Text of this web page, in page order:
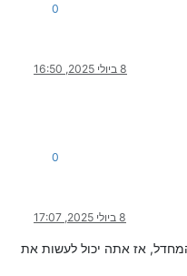
0
8 ביולי 2025, 16:50
0
8 ביולי 2025, 17:07
אז אתה יכול לעשות את